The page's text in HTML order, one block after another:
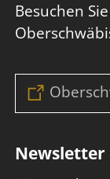
Besuchen
Newsletter